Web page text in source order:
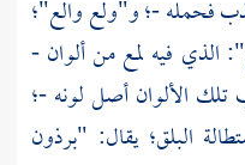
فحمله -؛ و"ولع والع"؛
الذي فيه لمع من ألوان -
تلك الألوان أصل لونه -؛
البلق؛ يقال: "برذون